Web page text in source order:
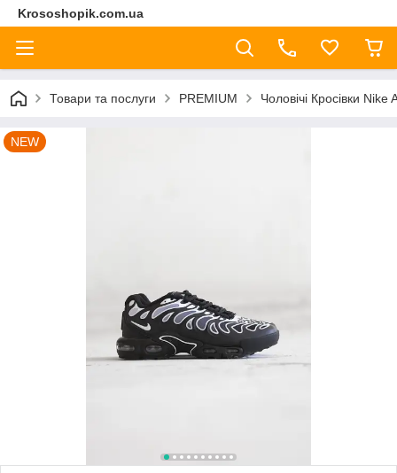
Krososhopik.com.ua
Товари та послуги PREMIUM Чоловічі Кросівки
NEW